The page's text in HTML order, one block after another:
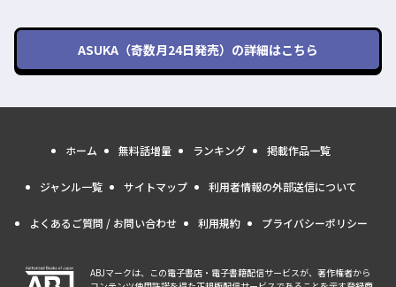
ASUKA（奇数月24日発売） の詳細はこちら
ホーム 無料話増量 ランキング 掲載作品一覧
ジャンル一覧 サイトマップ 利用者情報の外部送信について
よくあるご質問 / お問い合わせ 利用規約 プライバシーポリシー
ABJマークは、この電子書店・電子書籍配信サービスが、著作権者から